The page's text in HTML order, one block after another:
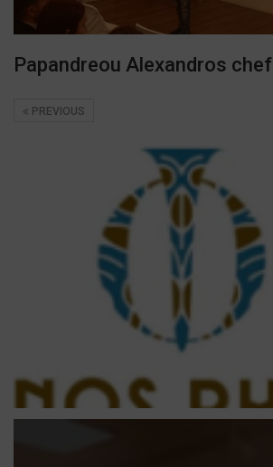
Papandreou Alexandros chef
PREVIOUS